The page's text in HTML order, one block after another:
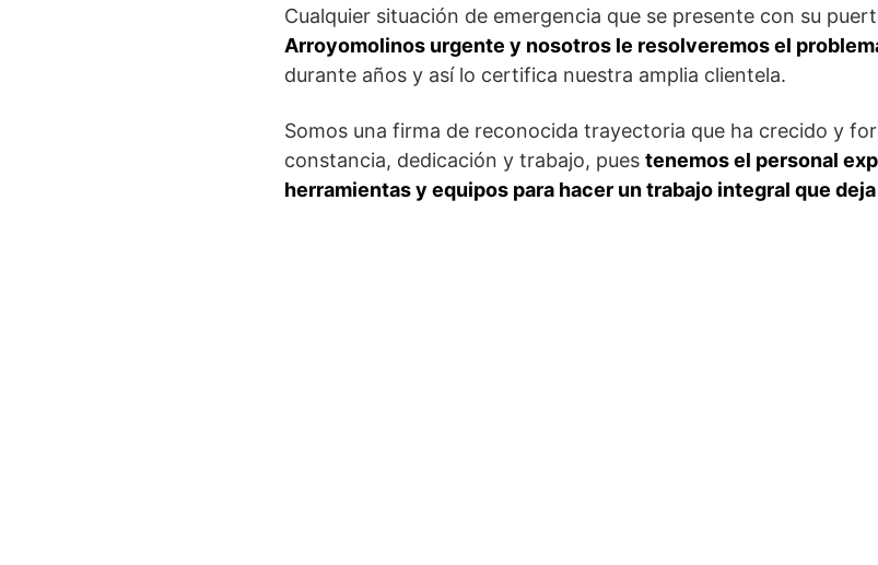
Cualquier situación de emergencia que se presente con su
Arroyomolinos urgente y nosotros le resolveremos el
durante años y así lo certifica nuestra amplia clientela.
Somos una firma de reconocida trayectoria que ha crecido y
constancia, dedicación y trabajo, pues tenemos el personal
herramientas y equipos para hacer un trabajo integral que